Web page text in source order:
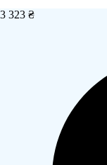
3 323 ₴